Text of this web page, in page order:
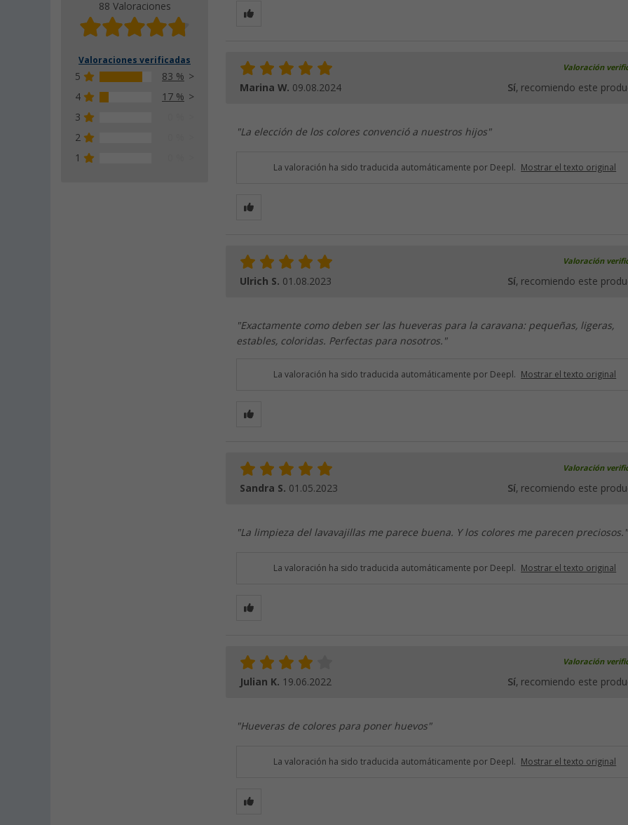
88 Valoraciones
Valoraciones verificadas
5
83 %
4
17 %
3
2
1
Valoración
Marina W. 09.08.2024 Sí, recomiendo este
"La elección de los colores convenció a nuestros hijos"
La valoración ha sido traducida automáticamente por Deepl. Mostrar el texto original
Valoración
Ulrich S. 01.08.2023 Sí, recomiendo este
"Exactamente como deben ser las hueveras para la caravana: pequeñas, ligeras,
estables, coloridas. Perfectas para nosotros."
La valoración ha sido traducida automáticamente por Deepl. Mostrar el texto original
Valoración
Sandra S. 01.05.2023 Sí, recomiendo este
"La limpieza del lavavajillas me parece buena. Y los colores me parecen preciosos."
La valoración ha sido traducida automáticamente por Deepl. Mostrar el texto original
Valoración
Julian K. 19.06.2022 Sí, recomiendo este
"Hueveras de colores para poner huevos"
La valoración ha sido traducida automáticamente por Deepl. Mostrar el texto original